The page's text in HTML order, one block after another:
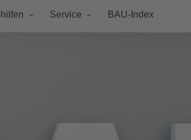
Service BAU-Index